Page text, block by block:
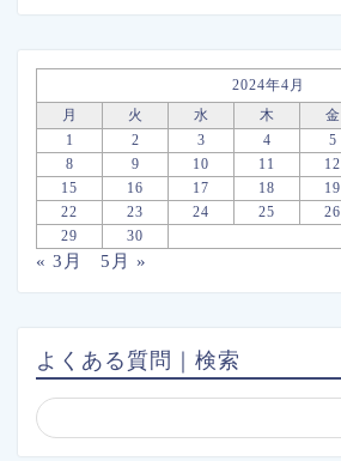
2024年4月
月
火 水 木 金
1
2 3 4 5
8
9 10 11 12
15
16 17 18 19
22
23 24 25 26
29
30
« 3月 5月 »
よくある質問｜検索